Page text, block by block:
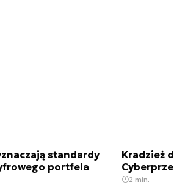
standardy
portfela
Kradzież
2 min.